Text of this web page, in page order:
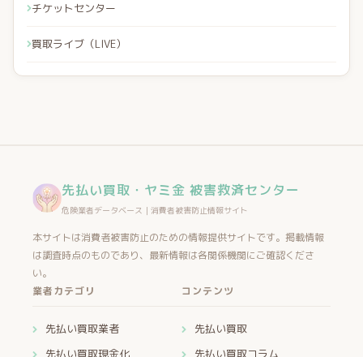
チケットセンター
買取ライブ（LIVE）
先払い買取・ヤミ金 被害救済センター
危険業者データベース｜消費者被害防止情報サイト
本サイトは消費者被害防止のための情報提供サイトです。掲載情報
は調査時点のものであり、最新情報は各関係機関にご確認くださ
い。
業者カテゴリ
先払い買取業者
先払い買取現金化
コンテンツ
先払い買取
先払い買取コラム